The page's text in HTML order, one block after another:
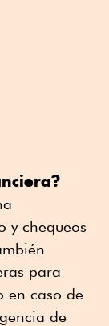
y chequeos
para
en caso de
de